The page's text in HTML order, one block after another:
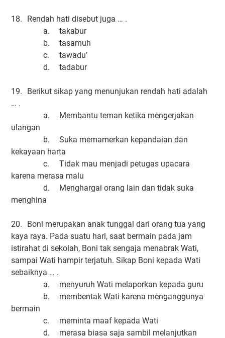
18.
Rendah hati disebut juga … .
a.
takabur
b.
tasamuh
c.
tawadu’
d.
tadabur
19.
Berikut sikap yang menunjukan rendah hati adalah
… .
a.
Membantu teman ketika mengerjakan
ulangan
b.
Suka memamerkan kepandaian dan
kekayaan harta
c.
Tidak mau menjadi petugas upacara
karena merasa malu
d.
Menghargai orang lain dan tidak suka
menghina
20.
Boni merupakan anak tunggal dari orang tua yang
kaya raya. Pada suatu hari, saat bermain pada jam
istirahat di sekolah, Boni tak sengaja menabrak Wati,
sampai Wati hampir terjatuh. Sikap Boni kepada Wati
sebaiknya … .
a.
menyuruh Wati melaporkan kepada guru
b.
membentak Wati karena menganggunya
bermain
c.
meminta maaf kepada Wati
d.
merasa biasa saja sambil melanjutkan